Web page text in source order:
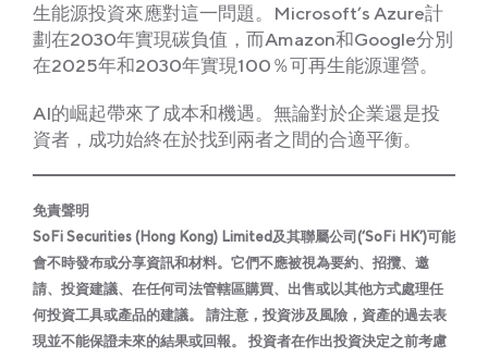
生能源投資來應對這一問題。Microsoft’s Azure計
劃在2030年實現碳負值，而Amazon和Google分別
在2025年和2030年實現100％可再生能源運營。
AI的崛起帶來了成本和機遇。無論對於企業還是投
資者，成功始終在於找到兩者之間的合適平衡。
免責聲明
SoFi Securities (Hong Kong) Limited及其聯屬公司(‘SoFi HK’)可能
會不時發布或分享資訊和材料。它們不應被視為要約、招攬、邀
請、投資建議、在任何司法管轄區購買、出售或以其他方式處理任
何投資工具或產品的建議。 請注意，投資涉及風險，資產的過去表
現並不能保證未來的結果或回報。 投資者在作出投資決定之前考慮